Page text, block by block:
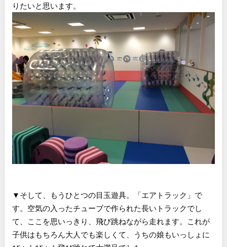
りたいと思います。
▼そして、もうひとつの目玉遊具。「エアトラック」で
す。空気の入ったチューブで作られた長いトラックでし
て、ここを思いっきり、飛び跳ねながら走れます。これが
子供はもちろん大人でも楽しくて、うちの娘もいっしょに